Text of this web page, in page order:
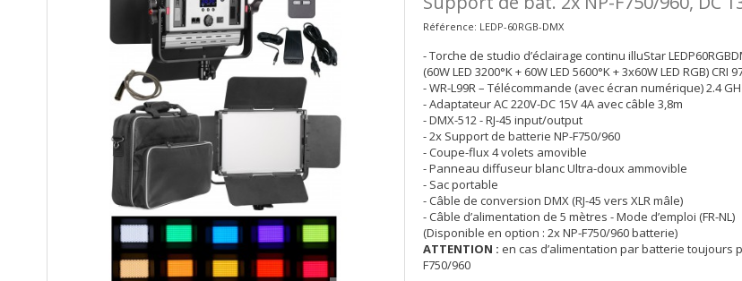
Référence: LEDP-60RGB-DMX
- Torche de studio d’éclairage continu illuStar
(60W LED 3200°K + 60W LED 5600°K + 3x60W LED RGB) CRI
- WR-L99R – Télécommande (avec écran numérique) 2.4
- Adaptateur AC 220V-DC 15V 4A avec câble 3,8m
- DMX-512 - RJ-45 input/output
- 2x Support de batterie NP-F750/960
- Coupe-flux 4 volets amovible
- Panneau diffuseur blanc Ultra-doux ammovible
- Sac portable
- Câble de conversion DMX (RJ-45 vers XLR mâle)
- Câble d’alimentation de 5 mètres - Mode d’emploi (FR-NL)
(Disponible en option : 2x NP-F750/960 batterie)
ATTENTION : en cas d’alimentation par batterie toujours
F750/960